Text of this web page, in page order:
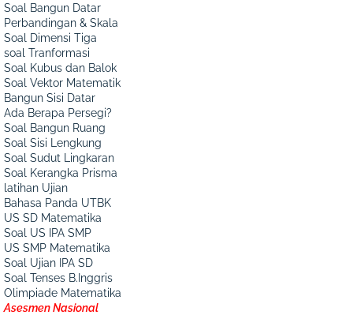
Soal Bangun Datar
Perbandingan & Skala
Soal Dimensi Tiga
soal Tranformasi
Soal Kubus dan Balok
Soal Vektor Matematik
Bangun Sisi Datar
Ada Berapa Persegi?
Soal Bangun Ruang
Soal Sisi Lengkung
Soal Sudut Lingkaran
Soal Kerangka Prisma
latihan Ujian
Bahasa Panda UTBK
US SD Matematika
Soal US IPA SMP
US SMP Matematika
Soal Ujian IPA SD
Soal Tenses B.Inggris
Olimpiade Matematika
Asesmen Nasional